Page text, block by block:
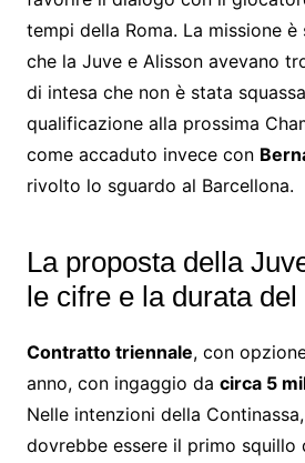
tempi della Roma. La missione
che la Juve e Alisson avevano
di intesa che non è stata
qualificazione alla prossima
come accaduto invece con
rivolto lo sguardo al Barcellona.
La proposta della
le cifre e la durata
Contratto triennale, con
anno, con ingaggio da circa 5
Nelle intenzioni della
dovrebbe essere il primo squillo